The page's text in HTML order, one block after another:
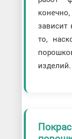
зависит
то,
изделий.